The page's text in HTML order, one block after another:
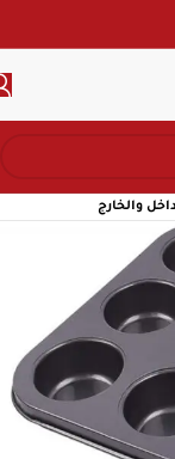
والخارج